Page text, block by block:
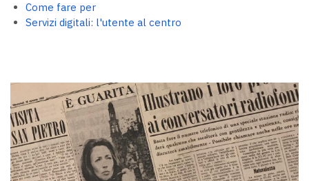
Come fare per
Servizi digitali: l'utente al centro